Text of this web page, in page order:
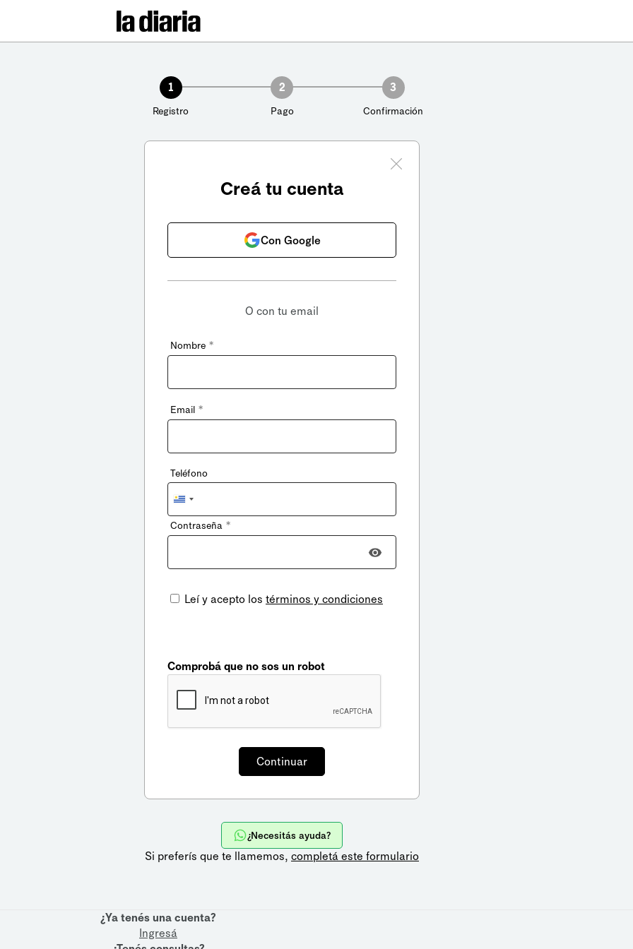
1
Registro
2
Pago
3
Confirmación
Creá tu cuenta
Con Google
O con tu email
Nombre *
Email *
Teléfono
Uruguay
+598
Contraseña *
Leí y acepto los términos y condiciones
Comprobá que no sos un robot
¿Necesitás ayuda?
Si preferís que te llamemos, completá este formulario
¿Ya tenés una cuenta?
Ingresá